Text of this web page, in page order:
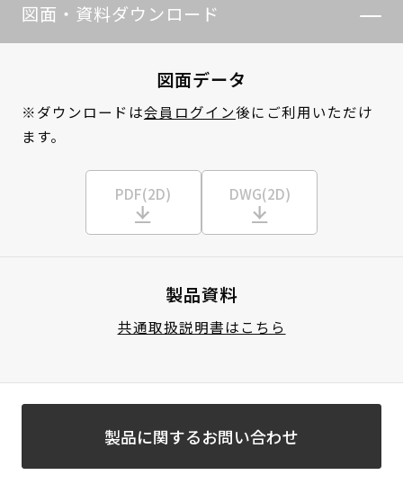
図面・資料ダウンロード
図面データ
※ダウンロードは会員ログイン後にご利用いただけ
ます。
PDF(2D) DWG(2D)
製品資料
共通取扱説明書はこちら
製品に関するお問い合わせ